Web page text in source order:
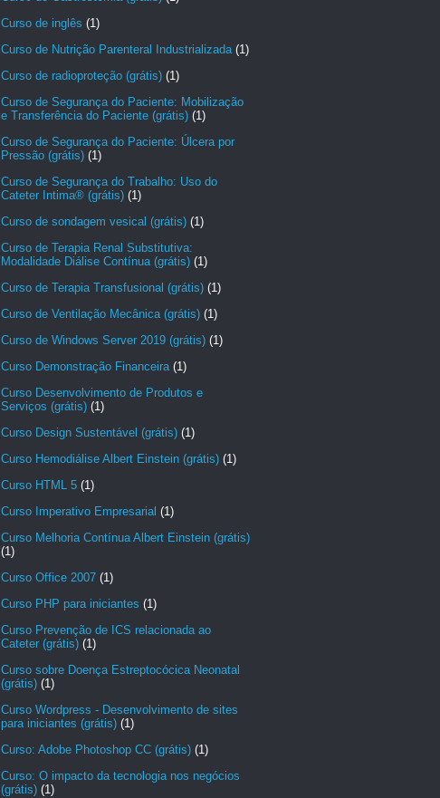
Curso de inglês (1)
Curso de Nutrição Parenteral Industrializada (1)
Curso de radioproteção (grátis) (1)
Curso de Segurança do Paciente: Mobilização
e Transferência do Paciente (grátis) (1)
Curso de Segurança do Paciente: Úlcera por
Pressão (grátis) (1)
Curso de Segurança do Trabalho: Uso do
Cateter Intima® (grátis) (1)
Curso de sondagem vesical (grátis) (1)
Curso de Terapia Renal Substitutiva:
Modalidade Diálise Contínua (grátis) (1)
Curso de Terapia Transfusional (grátis) (1)
Curso de Ventilação Mecânica (grátis) (1)
Curso de Windows Server 2019 (grátis) (1)
Curso Demonstração Financeira (1)
Curso Desenvolvimento de Produtos e
Serviços (grátis) (1)
Curso Design Sustentável (grátis) (1)
Curso Hemodiálise Albert Einstein (grátis) (1)
Curso HTML 5 (1)
Curso Imperativo Empresarial (1)
Curso Melhoria Contínua Albert Einstein (grátis)
(1)
Curso Office 2007 (1)
Curso PHP para iniciantes (1)
Curso Prevenção de ICS relacionada ao
Cateter (grátis) (1)
Curso sobre Doença Estreptocócica Neonatal
(grátis) (1)
Curso Wordpress - Desenvolvimento de sites
para iniciantes (grátis) (1)
Curso: Adobe Photoshop CC (grátis) (1)
Curso: O impacto da tecnologia nos negócios
(grátis) (1)